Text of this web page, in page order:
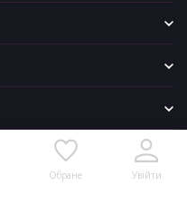
Обране Увійти